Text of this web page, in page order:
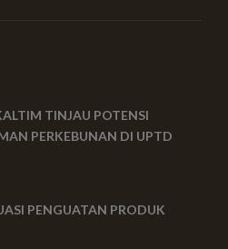
TINJAU POTENSI
PERKEBUNAN DI UPTD
PENGUATAN PRODUK